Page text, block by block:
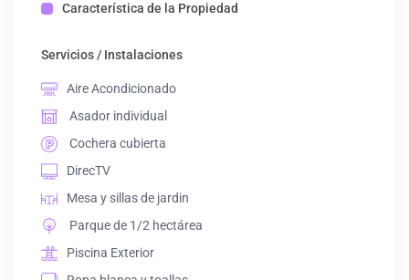
* Mesa y sillas.
Característica de la Propiedad
Servicios / Instalaciones
Aire Acondicionado
Asador individual
Cochera cubierta
DirecTV
Mesa y sillas de jardin
Parque de 1/2 hectárea
Piscina Exterior